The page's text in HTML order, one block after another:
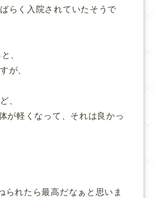
らく入院されていたそうで
、
が、
、
が軽くなって、それは良かっ
られたら最高だなぁと思いま